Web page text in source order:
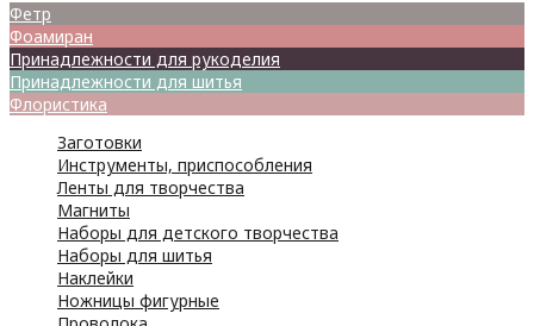
Фетр
Фоамиран
Принадлежности для рукоделия
Принадлежности для шитья
Флористика
Заготовки
Инструменты, приспособления
Ленты для творчества
Магниты
Наборы для детского творчества
Наборы для шитья
Наклейки
Ножницы фигурные